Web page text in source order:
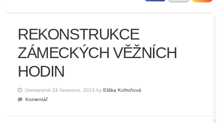
REKONSTRUKCE
ZÁMECKÝCH VĚŽNÍCH
HODIN
Uverejnené 24 července, 2013 by Eliška Kofroňová
Komentář